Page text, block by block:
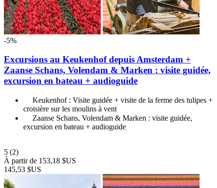
-5%
Excursions au Keukenhof depuis Amsterdam +
Zaanse Schans, Volendam & Marken : visite guidée,
excursion en bateau + audioguide
Keukenhof : Visite guidée + visite de la ferme des tulipes +
croisière sur les moulins à vent
Zaanse Schans, Volendam & Marken : visite guidée,
excursion en bateau + audioguide
5 (2)
À partir de 153,18 $US
145,53 $US